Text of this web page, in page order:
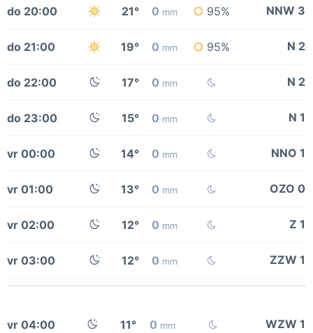
do 20:00 21° 0 mm 95% NNW 3
do 21:00 19° 0 mm 95% N 2
do 22:00 17° 0 mm N 2
do 23:00 15° 0 mm N 1
vr 00:00 14° 0 mm NNO 1
vr 01:00 13° 0 mm OZO 0
vr 02:00 12° 0 mm Z 1
vr 03:00 12° 0 mm ZZW 1
vr 04:00 11° 0 mm WZW 1